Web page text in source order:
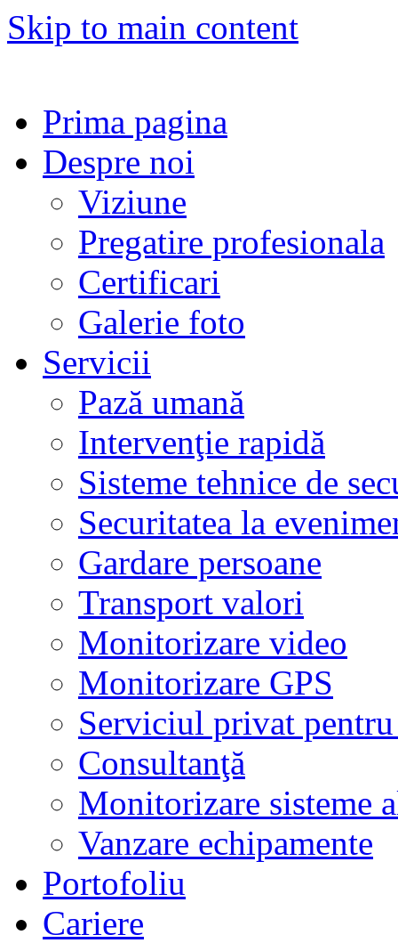
Skip to main content
Prima pagina
Despre noi
Viziune
Pregatire profesionala
Certificari
Galerie foto
Servicii
Pază umană
Intervenţie rapidă
Sisteme tehnice de
Securitatea la
Gardare persoane
Transport valori
Monitorizare video
Monitorizare GPS
Serviciul privat
Consultanţă
Monitorizare sisteme
Vanzare echipamente
Portofoliu
Cariere